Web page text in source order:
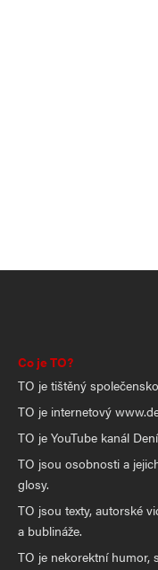
Co je TO?
TO je tištěný
TO je internetový
TO je YouTube kanál
TO jsou osobnosti a
glosy.
TO jsou texty, autorské
a bublináže.
TO je nekorektní humor,